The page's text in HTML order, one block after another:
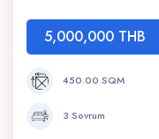
5,000,000 THB
450.00 SQM
3 Sovrum